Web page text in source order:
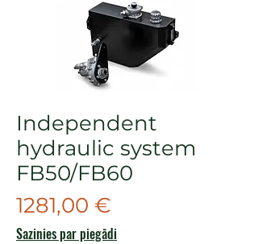
Independent
hydraulic system
FB50/FB60
1281,00 €
Sazinies par piegādi